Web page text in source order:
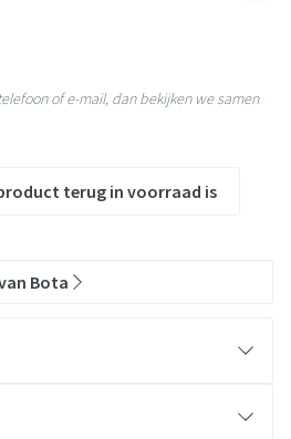
terug in voorraad is
of e-mail, dan bekijken we samen
Bota